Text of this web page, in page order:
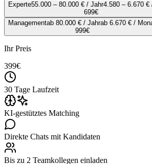
Experte55.000 – 80.000 € / Jahr4.580 – 6.670 €
699€
Managementab 80.000 € / Jahrab 6.670 € /
999€
Ihr Preis
399€
30 Tage Laufzeit
KI-gestütztes Matching
Direkte Chats mit Kandidaten
Bis zu 2 Teamkollegen einladen